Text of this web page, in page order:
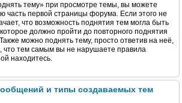
тему» при просмотре темы, вы можете
часть первой страницы форума. Если этого не
что возможность поднятия тем могла быть
должно пройти до повторного поднятия
можно поднять тему, просто ответив на неё,
что тем самым вы не нарушаете правила
находитесь.
и типы создаваемых тем